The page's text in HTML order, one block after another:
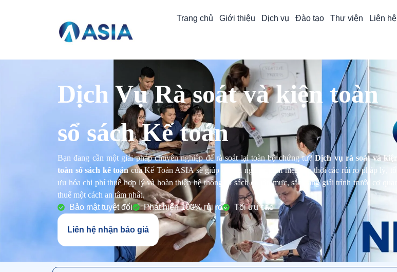
Trang chủ Giới thiệu Dịch vụ Đào tạo Thư viện Liên hệ
Dịch Vụ Rà soát và kiện toàn
sổ sách Kế toán
Bạn đang cần một giải pháp chuyên nghiệp để rà soát lại toàn bộ chứng từ?Dịch vụ rà soát và kiện
toàn sổ sách kế toáncủa Kế Toán ASIA sẽ giúp doanh nghiệp phát hiện kịp thời các rủi ro pháp lý, tối
ưu hóa chi phí thuế hợp lý và hoàn thiện hệ thống sổ sách chuẩn mực, sẵn sàng giải trình trước cơ quan
thuế một cách an tâm nhất.
Bảo mật tuyệt đối
Phát hiện 100% rủi ro Tối ưu cao
Liên hệ nhận báo giá